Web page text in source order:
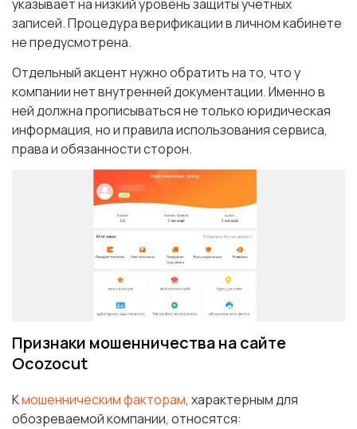
указывает на низкий уровень защиты учетных
записей. Процедура верификации в личном кабинете
не предусмотрена.
Отдельный акцент нужно обратить на то, что у
компании нет внутренней документации. Именно в
ней должна прописываться не только юридическая
информация, но и правила использования сервиса,
права и обязанности сторон.
Признаки мошенничества на сайте
Ocozocut
Кмошенническим факторам, характерным для
обозреваемой компании, относятся: